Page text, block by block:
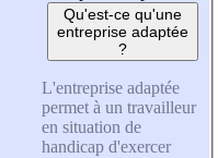
Qu'est-ce qu'une
entreprise adaptée
?
L'entreprise adaptée
permet à un travailleur
en situation de
handicap d'exercer